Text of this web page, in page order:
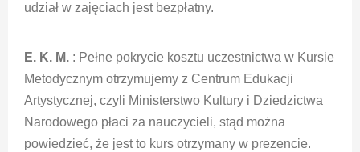
udział w zajęciach jest bezpłatny.
E. K. M. : Pełne pokrycie kosztu uczestnictwa w Kursie
Metodycznym otrzymujemy z Centrum Edukacji
Artystycznej, czyli Ministerstwo Kultury i Dziedzictwa
Narodowego płaci za nauczycieli, stąd można
powiedzieć, że jest to kurs otrzymany w prezencie.